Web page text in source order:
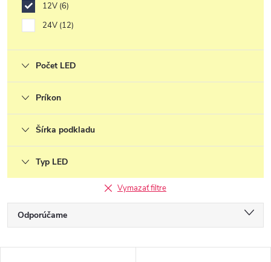
12V 6
24V 12
Počet LED
Príkon
Šírka podkladu
Typ LED
Vymazať filtre
a
d
Odporúčame